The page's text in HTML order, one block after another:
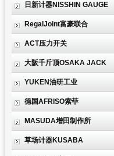
日新计器NISSHIN GAUGE
RegalJoint富豪联合
ACT压力开关
大阪千斤顶OSAKA JACK
YUKEN油研工业
德国AFRISO索菲
MASUDA增田制作所
草场计器KUSABA